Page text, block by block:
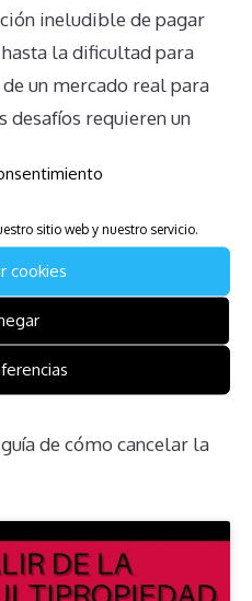
sitio web y nuestro servicio.
cookies
ineludible de pagar
la dificultad para
un mercado real para
desafíos requieren un
los derechos y
adecuadamente,
situación de la mejor
para Afectados
de cómo cancelar la